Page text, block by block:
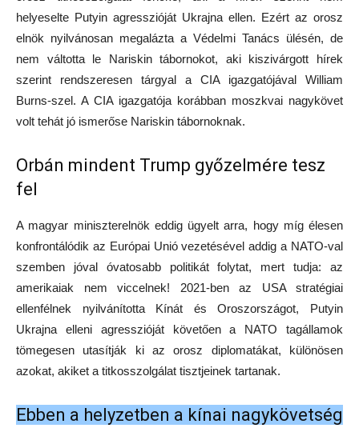
helyeselte Putyin agresszióját Ukrajna ellen. Ezért az orosz
elnök nyilvánosan megalázta a Védelmi Tanács ülésén, de
nem váltotta le Nariskin tábornokot, aki kiszivárgott hírek
szerint rendszeresen tárgyal a CIA igazgatójával William
Burns-szel. A CIA igazgatója korábban moszkvai nagykövet
volt tehát jó ismerőse Nariskin tábornoknak.
Orbán mindent Trump győzelmére tesz
fel
A magyar miniszterelnök eddig ügyelt arra, hogy míg élesen
konfrontálódik az Európai Unió vezetésével addig a NATO-val
szemben jóval óvatosabb politikát folytat, mert tudja: az
amerikaiak nem viccelnek! 2021-ben az USA stratégiai
ellenfélnek nyilvánította Kínát és Oroszországot, Putyin
Ukrajna elleni agresszióját követően a NATO tagállamok
tömegesen utasítják ki az orosz diplomatákat, különösen
azokat, akiket a titkosszolgálat tisztjeinek tartanak.
Ebben a helyzetben a kínai nagykövetség